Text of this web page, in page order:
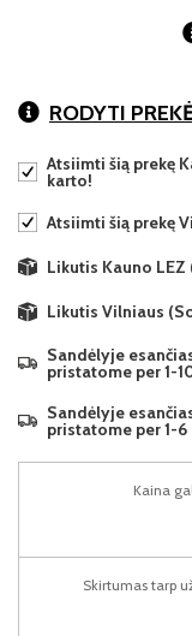
RODYTI
Atsiimti šią prekę
karto!
Atsiimti šią prekę
Likutis Kauno LEZ
Likutis Vilniaus
Sandėlyje
pristatome per 1-
Sandėlyje
pristatome per 1-6
Kaina
Skirtumas tarp